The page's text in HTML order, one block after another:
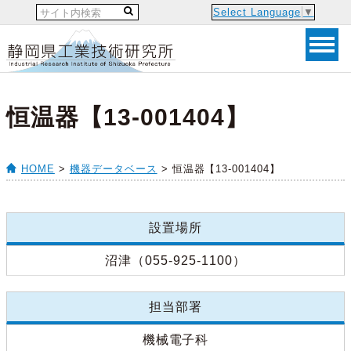
Select Language ▼
恒温器【13-001404】
HOME > 機器データベース > 恒温器【13-001404】
設置場所
沼津（055-925-1100）
担当部署
機械電子科